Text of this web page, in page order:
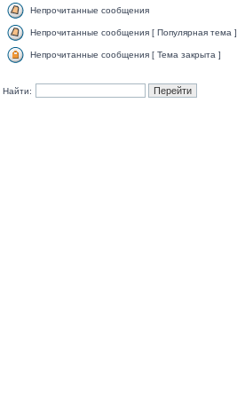
Непрочитанные сообщения
Непрочитанные сообщения [ Популярная тема ]
Непрочитанные сообщения [ Тема закрыта ]
Найти: